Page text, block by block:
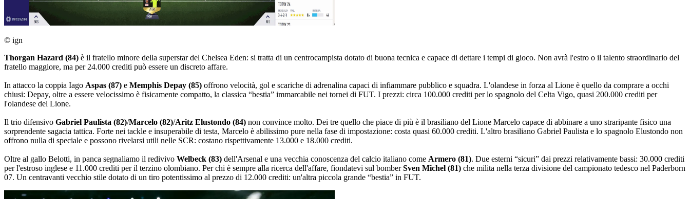
© ign
Thorgan Hazard (84) è il fratello minore della superstar del Chelsea Eden: si tratta di un centrocampista dotato di buona tecnica e capace di dettare i tempi di gioco. Non avrà l'estro o il talento straordinario del
fratello maggiore, ma per 24.000 crediti può essere un discreto affare.
In attacco la coppia Iago Aspas (87) e Memphis Depay (85) offrono velocità, gol e scariche di adrenalina capaci di infiammare pubblico e squadra. L'olandese in forza al Lione è quello da comprare a occhi
chiusi: Depay, oltre a essere velocissimo è fisicamente compatto, la classica “bestia” immarcabile nei tornei di FUT. I prezzi: circa 100.000 crediti per lo spagnolo del Celta Vigo, quasi 200.000 crediti per
l'olandese del Lione.
Il trio difensivo Gabriel Paulista (82)/Marcelo (82)/Aritz Elustondo (84) non convince molto. Dei tre quello che piace di più è il brasiliano del Lione Marcelo capace di abbinare a uno straripante fisico una
sorprendente sagacia tattica. Forte nei tackle e insuperabile di testa, Marcelo è abilissimo pure nella fase di impostazione: costa quasi 60.000 crediti. L'altro brasiliano Gabriel Paulista e lo spagnolo Elustondo non
offrono nulla di speciale e possono rivelarsi utili nelle SCR: costano rispettivamente 13.000 e 18.000 crediti.
Oltre al gallo Belotti, in panca segnaliamo il redivivo Welbeck (83) dell'Arsenal e una vecchia conoscenza del calcio italiano come Armero (81). Due esterni “sicuri” dai prezzi relativamente bassi: 30.000 crediti
per l'estroso inglese e 11.000 crediti per il terzino olombiano. Per chi è sempre alla ricerca dell'affare, fiondatevi sul bomberSven Michel (81) che milita nella terza divisione del campionato tedesco nel Paderborn
07. Un centravanti vecchio stile dotato di un tiro potentissimo al prezzo di 12.000 crediti: un'altra piccola grande “bestia” in FUT.